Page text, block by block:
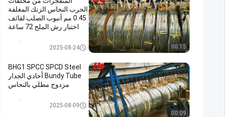
00:15
الحرب النحاس الزنك المغلفة
0.45 مم أنبوب الصلب لفائف
اختبار رش الملح 72 ساعة
فولاذيّ Bundy أنبوب2025-08-24
00:09
BHG1 SPCC SPCD Steel
Bundy Tube أحادي الجدار
مزدوج مطلي بالنحاس
فولاذيّ Bundy أنبوب2025-08-09